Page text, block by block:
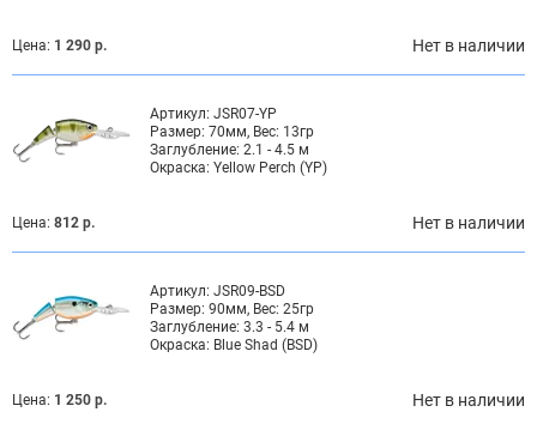
Цена: 1 290 р. Нет в наличии
Артикул: JSR07-YP
Размер: 70мм, Вес: 13гр
Заглубление: 2.1 - 4.5 м
Окраска: Yellow Perch (YP)
Цена: 812 р. Нет в наличии
Артикул: JSR09-BSD
Размер: 90мм, Вес: 25гр
Заглубление: 3.3 - 5.4 м
Окраска: Blue Shad (BSD)
Цена: 1 250 р. Нет в наличии